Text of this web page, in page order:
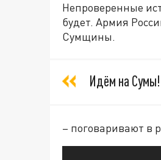
Непроверенные
будет. Армия
Сумщины.
Идём на Сумы!
– поговаривают в